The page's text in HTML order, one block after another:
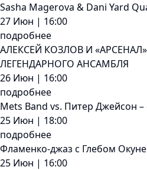
Sasha Magerova & Dani Yard
27 Июн | 16:00
подробнее
АЛЕКСЕЙ КОЗЛОВ И
ЛЕГЕНДАРНОГО АНСАМБЛЯ
26 Июн | 16:00
подробнее
Mets Band vs. Питер Джейсон
25 Июн | 18:00
подробнее
Фламенко-джаз с Глебом
25 Июн | 16:00